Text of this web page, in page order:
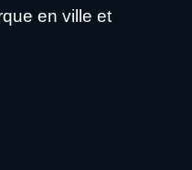
en ville et